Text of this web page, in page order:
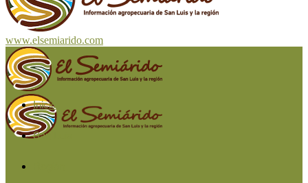
www.elsemiarido.com
Inicio
San Luis